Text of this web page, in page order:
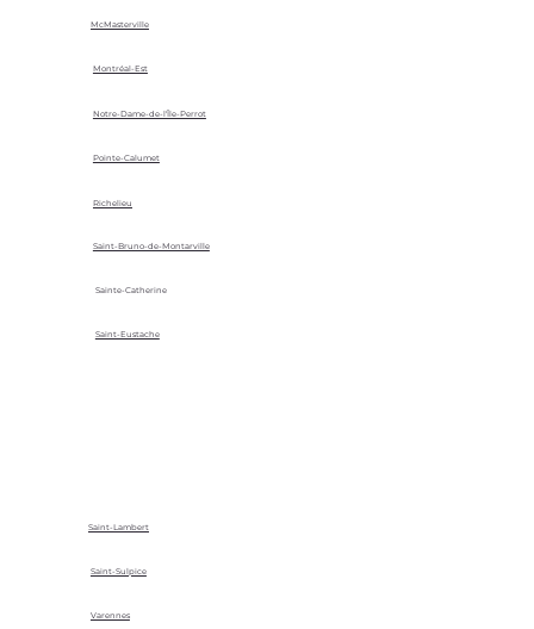
McMasterville
Montréal-Est
Notre-Dame-de-l'Île-Perrot
Pointe-Calumet
Richelieu
Saint-Bruno-de-Montarville
Sainte-Catherine
Saint-Eustache
Saint-Lambert
Saint-Sulpice
Varennes